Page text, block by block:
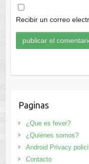
Recibir un correo
Paginas
¿Que es fever?
¿Quiénes somos?
Android Privacy
Contacto